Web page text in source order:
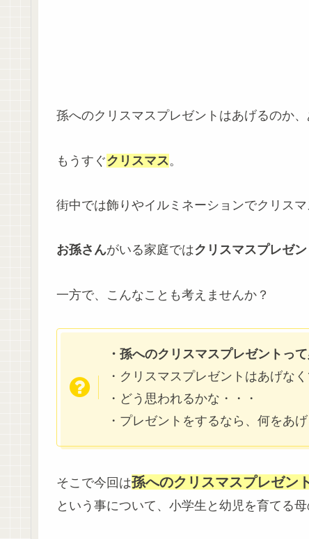
孫へのクリスマスプレゼントはあげるのか
もうすぐクリスマス。
街中では飾りやイルミネーションでクリスマ
お孫さんがいる家庭ではクリスマスプレゼン
一方で、こんなことも考えませんか？
・ 孫へのクリスマスプレゼントって
・クリスマスプレゼントはあげな
・どう思われるかな・・・
・プレゼントをするなら、何をあげ
そこで今回は孫へのクリスマスプレゼン
という事について、小学生と幼児を育てる